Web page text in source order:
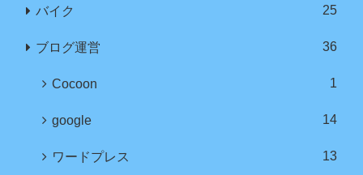
バイク 25
ブログ運営 36
Cocoon 1
google 14
ワードプレス 13